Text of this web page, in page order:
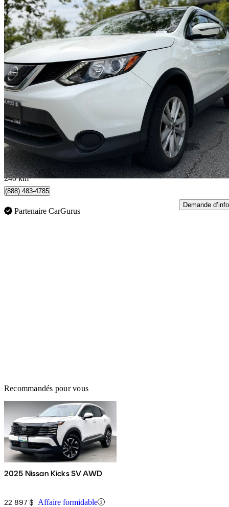
2019 Nissan Qashqai
S AWD117 714 km
13 798 $ Bonne
242 $/mois env.
Coquitlam, BC
240 km
(888) 483-4785
Partenaire CarGurus
Demande d’info
Recommandés pour vous
2025 Nissan Kicks SV AWD
22 897 $ Affaire formidable